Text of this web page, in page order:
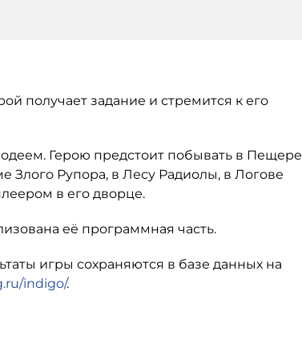
получает задание и стремится к его
Герою предстоит побывать в Пещере
Злого Рупора, в Лесу Радиолы, в Логове
в его дворце.
её программная часть.
игры сохраняются в базе данных на
indigo/.